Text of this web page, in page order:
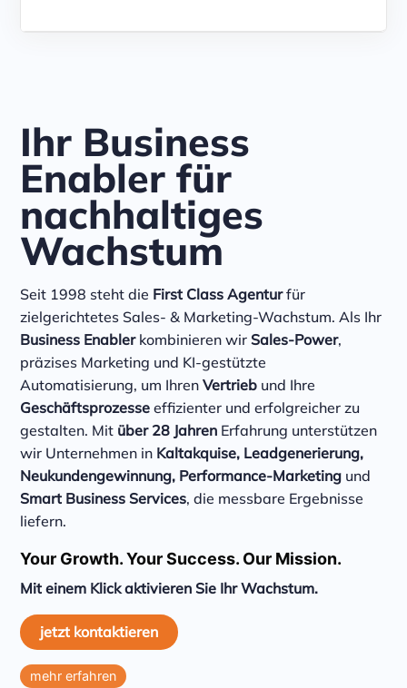
Ihr Business
Enabler für
nachhaltiges
Wachstum
Seit 1998 steht die First Class Agenturfür
zielgerichtetes Sales- & Marketing-Wachstum. Als Ihr
Business Enablerkombinieren wirSales-Power,
präzises Marketing und KI-gestützte
Automatisierung, um IhrenVertrieb und Ihre
Geschäftsprozesse effizienter und erfolgreicher zu
gestalten. Mit über 28 Jahren Erfahrung unterstützen
wir Unternehmen in Kaltakquise, Leadgenerierung,
Neukundengewinnung, Performance-Marketing und
Smart Business Services, die messbare Ergebnisse
liefern.
Your Growth. Your Success. Our Mission.
Mit einem Klick aktivieren Sie Ihr Wachstum.
jetzt kontaktieren
mehr erfahren